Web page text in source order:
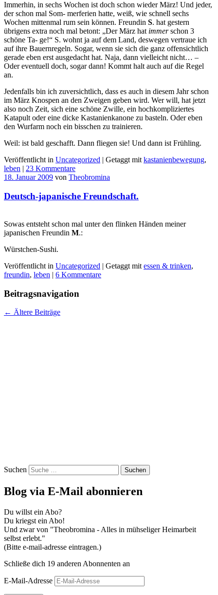
Immerhin, in sechs Wochen ist doch schon wieder März! Und jeder,
der schon mal Som- merferien hatte, weiß, wie schnell sechs
Wochen mittenmal rum sein können. Freundin S. hat gestern
übrigens extra noch mal betont: „Der März hat immerschon 3
schöne Ta- ge!“ S. wohnt ja auf dem Land, deswegen vertraue ich
auf ihre Bauernregeln. Sogar, wenn sie sich die ganz offensichtlich
gerade eben erst ausgedacht hat. Naja, dann vielleicht nicht… –
Oder eventuell doch, sogar dann! Kommt halt auch auf die Regel
an.
Jedenfalls bin ich zuversichtlich, dass es auch in diesem Jahr schon
im März Knospen an den Zweigen geben wird. Wer will, hat jetzt
also noch Zeit, sich eine schöne Zwille, ein hochkompliziertes
Katapult oder eine dicke Kastanienkanone zu basteln. Oder eben
den Wurfarm noch ein bisschen zu trainieren.
Weil: ist bald geschafft. Dann fliegen sie! Und dann ist Frühling.
Veröffentlicht in Uncategorized | Getaggt mitkastanienbewegung,
leben | 23 Kommentare
18. Januar 2009 von Theobromina
Deutsch-japanische Freundschaft.
Sowas entsteht schon mal unter den flinken Händen meiner
japanischen Freundin M.:
Würstchen-Sushi.
Veröffentlicht in Uncategorized | Getaggt mit essen & trinken,
freundin, leben | 6 Kommentare
Beitragsnavigation
← Ältere Beiträge
Suchen
Blog via E-Mail abonnieren
Du willst ein Abo?
Du kriegst ein Abo!
Und zwar von "Theobromina - Alles in mühseliger Heimarbeit
selbst erlebt."
(Bitte e-mail-adresse eintragen.)
Schließe dich 19 anderen Abonnenten an
E-Mail-Adresse